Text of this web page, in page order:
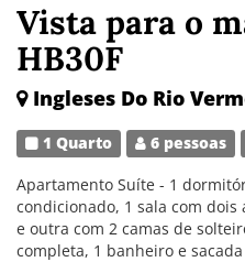
Vista para o
HB30F
Ingleses Do Rio
1 Quarto 6 pessoas
Apartamento Suíte - 1
condicionado, 1 sala com
e outra com 2 camas de
completa, 1 banheiro e